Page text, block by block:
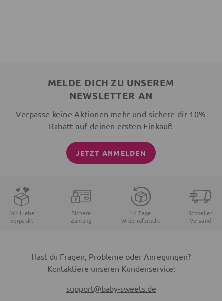
MELDE DICH ZU UNSEREM
NEWSLETTER AN
Verpasse keine Aktionen mehr und sichere dir 10%
Rabatt auf deinen ersten Einkauf!
JETZT ANMELDEN
Mit Liebe
verpackt
Sichere
Zahlung
14 Tage
Widerrufsrecht
Schneller
Versand
Hast du Fragen, Probleme oder Anregungen?
Kontaktiere unseren Kundenservice:
support@baby-sweets.de